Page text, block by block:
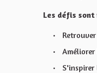
Les défis sont
S'inspirer